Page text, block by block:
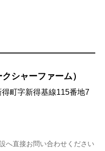
シャーファーム）
町字新得基線115番地7
へ直接お問い合わせください